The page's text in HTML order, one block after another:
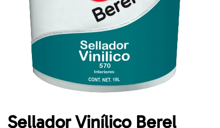
Sellador Vinílico Berel